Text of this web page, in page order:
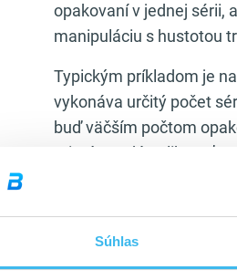
Súhlas
opakovaní v jednej sérii,
manipuláciu s hustotou
Typickým príkladom je
vykonáva určitý počet
buď väčším počtom
princíp sa dá aplikovať
Density tréning má
kontrolovanými
článokMinimum